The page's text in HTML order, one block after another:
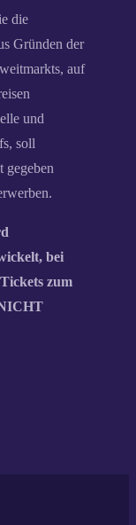
die
Gründen der
auf
und
soll
gegeben
bei
zum